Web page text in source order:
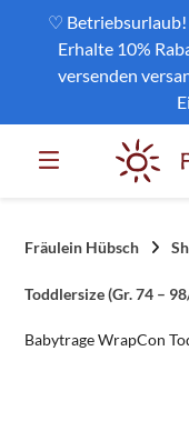
♡ Betriebsurlaub!
Erhalte 10%
versenden
Fräulein Hübsch
Toddlersize (Gr. 74 –
Babytrage WrapCon